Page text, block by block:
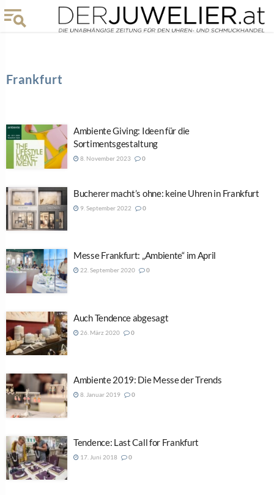
Frankfurt
Ambiente Giving: Ideen für die
Sortimentsgestaltung
8. November 2023 0
Bucherer macht’s ohne: keine Uhren in Frankfurt
9. September 2022 0
Messe Frankfurt: „Ambiente“ im April
22. September 2020 0
Auch Tendence abgesagt
26. März 2020 0
Ambiente 2019: Die Messe der Trends
8. Januar 2019 0
Tendence: Last Call for Frankfurt
17. Juni 2018 0